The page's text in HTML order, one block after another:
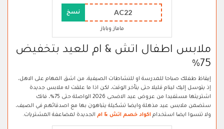
AC22 نسخ
ماماز وباباز
ملابس اطفال اتش & ام للعيد بتخفيض
75%
إيقاظ طفلك صباحا للمدرسة او للنشاطات الصيفية، من اشق المهام على الاهل،
إذ يتوسل إليك لينام قليلا حتى يتأخر الوقت، لكن اذا ما علقت له ملابس جديدة
اشتريتها مستفيدا من عروض عيد الاضحى 2026 الواصلة حتى 75%، فانك
ستضمن ملابس عيد مذهلة وايضا تشكيلة يتباهون بها مع اصدقائهم في الصيف،
ولا تنسوا ايضا استخدام اكواد خصم اتش & ام الجديدة لمضاعفة المشتريات.